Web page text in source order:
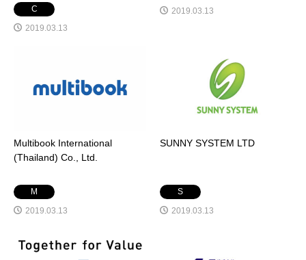
C
2019.03.13
2019.03.13
Multibook International
(Thailand) Co., Ltd.
M
2019.03.13
SUNNY SYSTEM LTD
S
2019.03.13